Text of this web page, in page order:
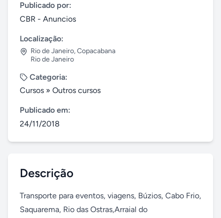
Publicado por:
CBR - Anuncios
Localização:
Rio de Janeiro,Copacabana
Rio de Janeiro
Categoria:
Cursos » Outros cursos
Publicado em:
24/11/2018
Descrição
Transporte para eventos, viagens, Búzios, Cabo Frio,
Saquarema, Rio das Ostras,Arraial do